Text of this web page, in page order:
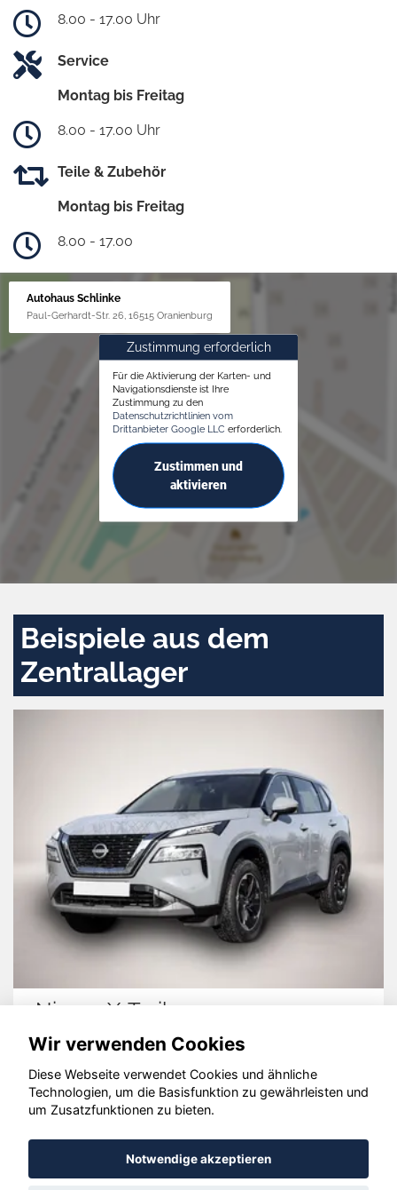
8.00 - 17.00 Uhr
Service
Montag bis Freitag
8.00 - 17.00 Uhr
Teile & Zubehör
Montag bis Freitag
8.00 - 17.00
Autohaus Schlinke
Paul-Gerhardt-Str. 26, 16515 Oranienburg
Zustimmung erforderlich
Für die Aktivierung der Karten- und
Navigationsdienste ist Ihre
Zustimmung zu den
Datenschutzrichtlinien vom
Drittanbieter Google LLC erforderlich.
Zustimmen und
aktivieren
Beispiele aus dem
Zentrallager
Nissan X-Trail
© konjunkturmotor.de GmbH 2020 - 2026
Wir verwenden Cookies
Diese Webseite verwendet Cookies und ähnliche
Technologien, um die Basisfunktion zu gewährleisten und
um Zusatzfunktionen zu bieten.
Notwendige akzeptieren